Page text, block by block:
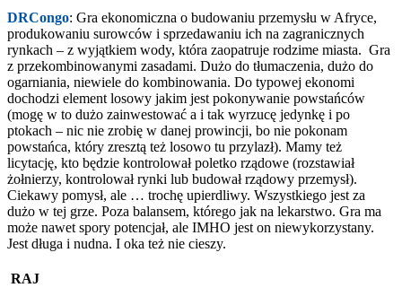
DRCongo: Gra ekonomiczna o budowaniu przemysłu w Afryce,
produkowaniu surowców i sprzedawaniu ich na zagranicznych
rynkach – z wyjątkiem wody, która zaopatruje rodzime miasta. Gra
z przekombinowanymi zasadami. Dużo do tłumaczenia, dużo do
ogarniania, niewiele do kombinowania. Do typowej ekonomi
dochodzi element losowy jakim jest pokonywanie powstańców
(mogę w to dużo zainwestować a i tak wyrzucę jedynkę i po
ptokach – nic nie zrobię w danej prowincji, bo nie pokonam
powstańca, który zresztą też losowo tu przylazł). Mamy też
licytację, kto będzie kontrolował poletko rządowe (rozstawiał
żołnierzy, kontrolował rynki lub budował rządowy przemysł).
Ciekawy pomysł, ale … trochę upierdliwy. Wszystkiego jest za
dużo w tej grze. Poza balansem, którego jak na lekarstwo. Gra ma
może nawet spory potencjał, ale IMHO jest on niewykorzystany.
Jest długa i nudna. I oka też nie cieszy.
RAJ